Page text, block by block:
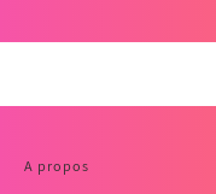
A propos